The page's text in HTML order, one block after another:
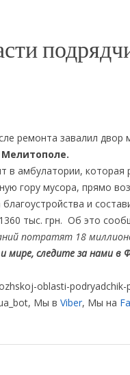
в амбулатории,
гору мусора, прямо
и
тыс. грн. Об это
потратят 18
следите за нами в
oblasti-
Мы в Viber, Мы на